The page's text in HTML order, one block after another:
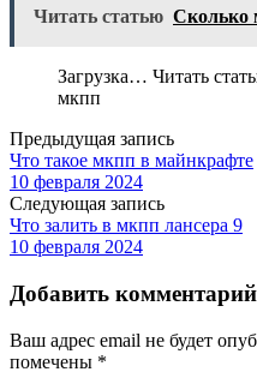
Читать статью Сколько
Загрузка… Читать
мкпп
Предыдущая запись
Что такое мкпп в майнкрафте
10 февраля 2024
Следующая запись
Что залить в мкпп лансера 9
10 февраля 2024
Добавить комментарий
Ваш адрес email не будет
помечены *